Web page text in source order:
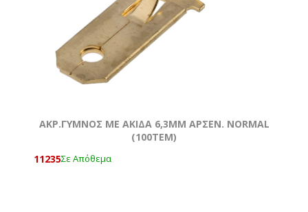
ΑΚΡ.ΓΥΜΝOΣ ΜΕ ΑΚΙΔΑ 6,3ΜΜ ΑΡΣΕΝ. NORMAL
(100ΤΕΜ)
11235Σε Απόθεμα